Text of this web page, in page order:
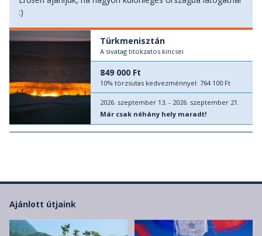
:)
Türkmenisztán
A sivatag titokzatos kincsei
849 000 Ft
10% törzsutas kedvezménnyel: 764 100 Ft
2026. szeptember 13. - 2026. szeptember 21.
Már csak néhány hely maradt!
Ajánlott útjaink